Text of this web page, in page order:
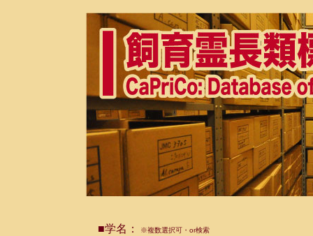
■学名： ※複数選択可・or検索